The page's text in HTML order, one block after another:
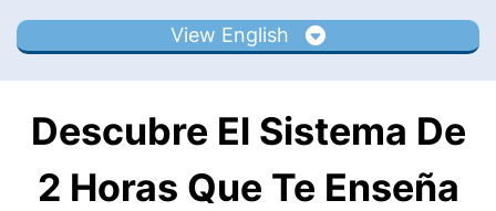
View English
Descubre El Sistema De
2 Horas Que Te Enseña